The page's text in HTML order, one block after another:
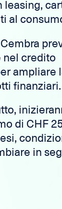
leasing,
al
nel credito
ampliare
finanziari.
di CHF
in